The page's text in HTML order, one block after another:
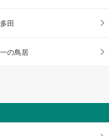
多田
一の鳥居